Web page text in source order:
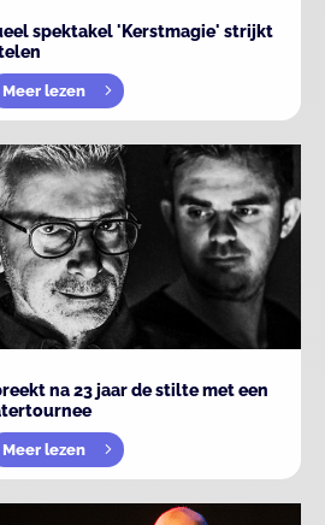
spektakel 'Kerstmagie' strijkt
Meer lezen
na 23 jaar de stilte met een
Meer lezen